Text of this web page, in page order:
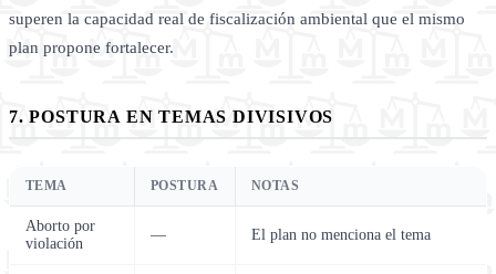
superen la capacidad real de fiscalización ambiental que el mismo
plan propone fortalecer.
7. POSTURA EN TEMAS DIVISIVOS
TEMA POSTURA NOTAS
Aborto por
violación
— El plan no menciona el tema